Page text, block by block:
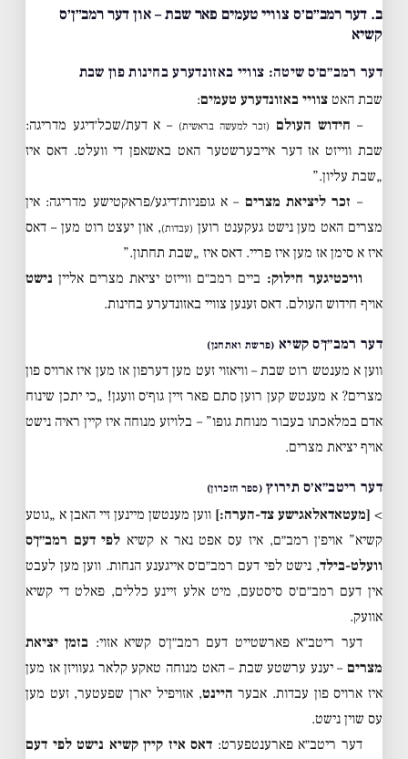
ב. דער רמב״ם׳ס צוויי טעמים פאר שבת – און דער רמב״ן׳ס
קשיא
דער רמב״ם׳ס שיטה: צוויי באזונדערע בחינות פון שבת
שבת האט צוויי באזונדערע טעמים:
– חידוש העולם (זכר למעשה בראשית) – א דעת/שכל׳דיגע מדריגה:
שבת ווייזט אז דער אייבערשטער האט באשאפן די וועלט. דאס איז
„שבת עליון.”
– זכר ליציאת מצרים – א גופניות׳דיגע/פראקטישע מדריגה: אין
מצרים האט מען נישט געקענט רוען (עבדות), און יעצט רוט מען – דאס
איז א סימן אז מען איז פריי. דאס איז „שבת תחתון.”
וויכטיגער חילוק: ביים רמב״ם ווייזט יציאת מצרים אליין נישט
אויף חידוש העולם. דאס זענען צוויי באזונדערע בחינות.
דער רמב״ן׳ס קשיא (פרשת ואתחנן)
ווען א מענטש רוט שבת – וויאזוי זעט מען דערפון אז מען איז ארויס פון
מצרים? א מענטש קען רוען סתם פאר זיין גוף׳ס וועגן! „כי יתכן שינוח
אדם במלאכתו בעבור מנוחת גופו” – בלויזע מנוחה איז קיין ראיה נישט
אויף יציאת מצרים.
דער ריטב״א׳ס תירוץ(ספר הזכרון)
> [מעטאדאלאגישע צד-הערה:] ווען מענטשן מיינען זיי האבן א „גוטע
קשיא” אויפ׳ן רמב״ם, איז עס אפט נאר א קשיא לפי דעם רמב״ן׳ס
וועלט-בילד, נישט לפי דעם רמב״ם׳ס אייגענע הנחות. ווען מען לעבט
אין דעם רמב״ם׳ס סיסטעם, מיט אלע זיינע כללים, פאלט די קשיא
אוועק.
דער ריטב״א פארשטייט דעם רמב״ן׳ס קשיא אזוי: בזמן יציאת
מצרים – יענע ערשטע שבת – האט מנוחה טאקע קלאר געוויזן אז מען
איז ארויס פון עבדות. אבער היינט, אזויפיל יארן שפעטער, זעט מען
עס שוין נישט.
דער ריטב״א פארענטפערט: דאס איז קיין קשיא נישט לפי דעם